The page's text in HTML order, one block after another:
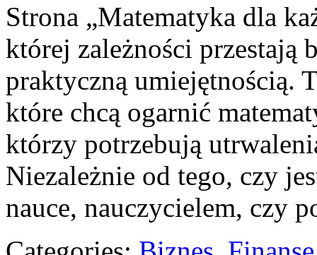
Strona „Matematyka dla
której zależności przestają
praktyczną umiejętnością.
które chcą ogarnić
którzy potrzebują
Niezależnie od tego, czy
nauce, nauczycielem, czy